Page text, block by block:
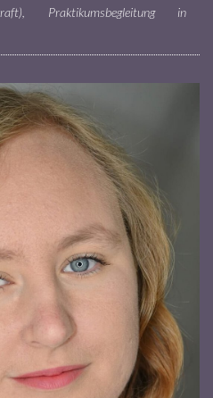
Praktikumsbegleitung in